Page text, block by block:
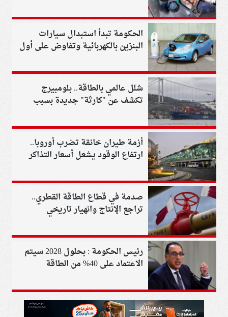
الحكومة تبدأ استبدال سيارات
البنزين بالكهربائية وتفاوض على أول
شلل عالمي بالطاقة.. بلومبيرج
تكشف عن "كارثة" جديدة بسبب
أزمة طيران خانقة تضرب أوروبا..
ارتفاع الوقود يشعل أسعار التذاكر
صدمة في قطاع الطاقة القطري..
تراجع الإنتاج وانهيار تاريخي
رئيس الحكومة : بحلول 2028 سيتم
الاعتماد على 40% من الطاقة